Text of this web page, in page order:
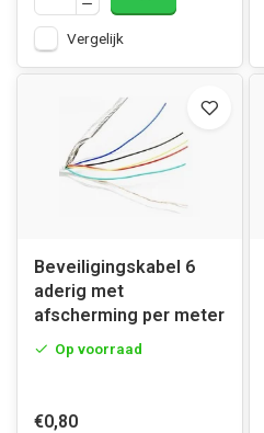
Vergelijk
Beveiligingskabel 6
aderig met
afscherming per meter
Op voorraad
€0,80